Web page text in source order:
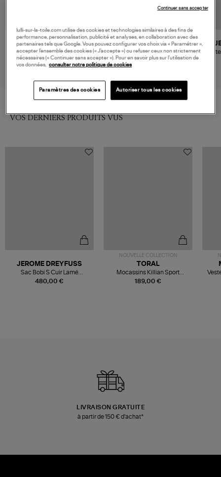
240,00 €
CLARIS VIROT
Porte-téléphone Double
Marcus Python Noir
220,00 €
JEROME DREYFUSS
Porte-téléphone Gordi Mobile
Noir Grainé
VOS DERNIERS PRODUITS VUS
480,00 €
JEROME DREYFUSS
Sac Bobi S Cuir Lamé
Champagne
NOUVELLE COLLECTION
189,00 €
TORAL
Mocassins Killian Sport
Mousse
LIVRAISON GRATUITE
à partir de 150 € d'achat*
lulli-sur-la-toile.com utilise des cookies et technologies similaires à des fins de
performance, personnalisation, publicité et analyses, en collaboration avec des
partenaires tels que Google. Vous pouvez configurer vos choix via « Paramétrer »,
accepter l’ensemble des cookies (« J’accepte ») ou refuser ceux non strictement
nécessaires (« Continuer sans accepter »). Pour en savoir plus sur l’utilisation de
vos données, consulter notre politique de cookies
Paramètres des cookies Autoriser tous les cookies
Continuer sans accepter